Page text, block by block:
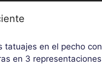
tatuajes en el pecho con
en 3 representaciones